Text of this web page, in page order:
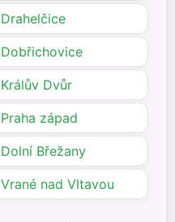
Drahelčice
Dobřichovice
Králův Dvůr
Praha západ
Dolní Břežany
Vrané nad Vltavou